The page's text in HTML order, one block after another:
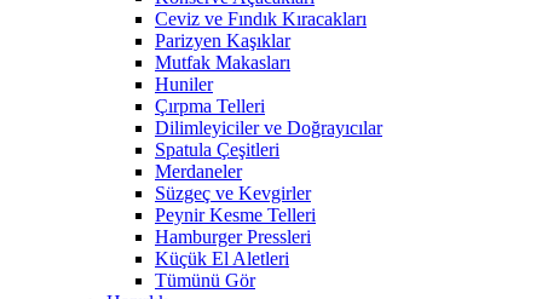
Ceviz ve Fındık Kıracakları
Parizyen Kaşıklar
Mutfak Makasları
Huniler
Çırpma Telleri
Dilimleyiciler ve Doğrayıcılar
Spatula Çeşitleri
Merdaneler
Süzgeç ve Kevgirler
Peynir Kesme Telleri
Hamburger Pressleri
Küçük El Aletleri
Tümünü Gör